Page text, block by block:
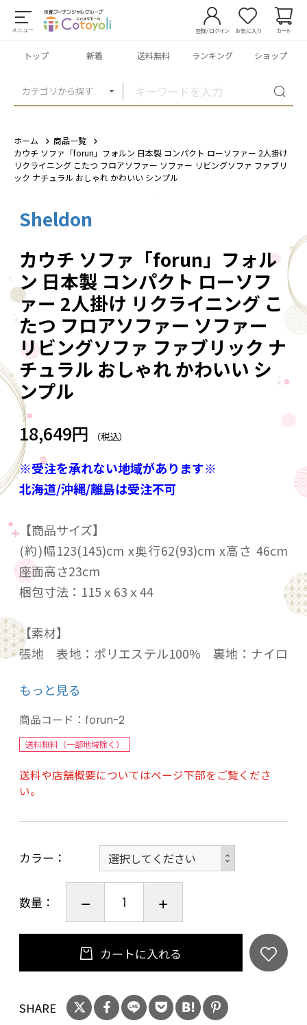
メニュー
カテゴリから探す
登録/ログイン お気に入り カート
トップ 新着 送料無料 ランキング ショップ
ホーム
商品一覧
カウチ ソファ「forun」フォルン 日本製 コンパクト ローソファー 2人掛け
リクライニング こたつ フロアソファー ソファー リビングソファ ファブリ
ック ナチュラル おしゃれ かわいい シンプル
Sheldon
カウチ ソファ「forun」フォル
ン 日本製 コンパクト ローソフ
ァー 2人掛け リクライニング こ
たつ フロアソファー ソファー
リビングソファ ファブリック ナ
チュラル おしゃれ かわいい シ
ンプル
18,649円 （税込）
※受注を承れない地域があります※
北海道/沖縄/離島は受注不可
【商品サイズ】
(約)幅123(145)cm x奥行62(93)cm x高さ 46cm
座面高さ23cm
梱包寸法：115ｘ63ｘ44
【素材】
張地 表地：ポリエステル100% 裏地：ナイロ
中材 ウレタンフォーム、粉砕フレタンフォー
ム、スチールパイプ
【特徴】
●日本製。ご注文の度に職人さんが丁寧に仕上
げます。
（※カバーの縫製から組み立て、加工まで、
●たっぷりの粉砕ウレタンフォームを詰め込ん
だ、弾力 & ボリュームが自慢のふんわりソファ
ーです。
●背部・肘部、5段階リクライニング式
●ワッフル調の織生地が、心地いい肌触り。
●カラー展開は4色。シーンに合わせてセレクト
もっと見る
商品コード： forun-2
送料無料（一部地域除く）
送料や店舗概要についてはページ下部をご覧くださ
い。
カラー
数量：
カートに入れる
SHARE